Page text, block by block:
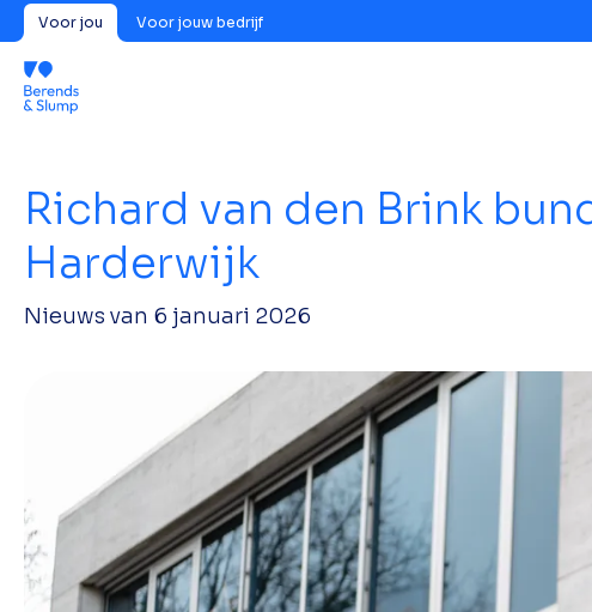
Voor jou Voor jouw bedrijf
Richard van den Brink
Harderwijk
Nieuws van 6 januari 2026